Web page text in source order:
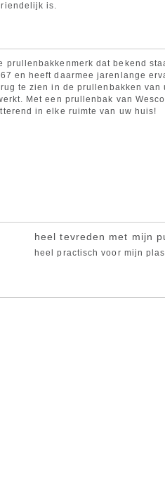
is.
prullenbakkenmerk dat bekend
en heeft daarmee jarenlange
te zien in de prullenbakken
Met een prullenbak van
in elke ruimte van uw huis!
heel tevreden met mijn
heel practisch voor mijn